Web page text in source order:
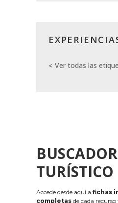
Ver todas las
BUSCADOR
TURÍSTICO
Accede desde aquí a fichas
completas de cada